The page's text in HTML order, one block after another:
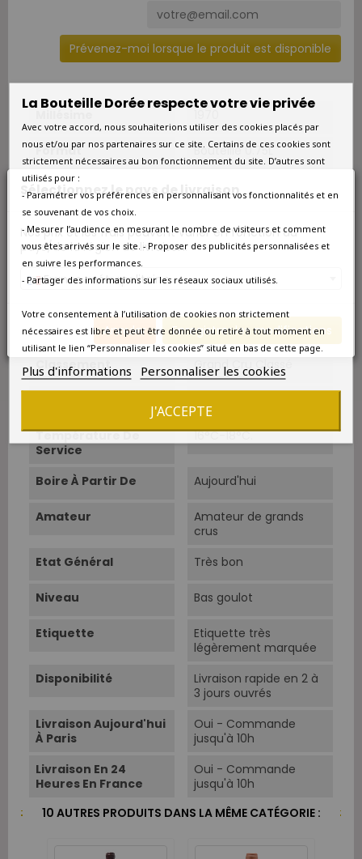
Sélectionnez le pays de livraison
Nos prix et les frais peuvent varier en fonction du
pays/de la région de livraison.
France métropolitaine
Annuler Enregistrer les modifications
Prévenez-moi lorsque le produit est disponible
Format Bouteille 0.75L
Qté/Colis
France
Appellation
Type Rouge
Classement Grand Cru Classé
Température De
Service
16°C-18°C.
Boire À Partir De Aujourd'hui
Amateur
Amateur de grands
crus
Etat Général
Très bon
Niveau Bas goulot
Etiquette
Etiquette très
légèrement marquée
Disponibilité
Livraison rapide en 2 à
3 jours ouvrés
Livraison Aujourd'hui
À Paris
Oui - Commande
jusqu'à 10h
Livraison En 24
Heures En France
Oui - Commande
jusqu'à 10h
10 AUTRES PRODUITS DANS LA MÊME CATÉGORIE :
La Bouteille Dorée respecte votre vie privée
Avec votre accord, nous souhaiterions utiliser des cookies placés par
nous et/ou par nos partenaires sur ce site. Certains de ces cookies sont
strictement nécessaires au bon fonctionnement du site. D’autres sont
utilisés pour :
- Paramétrer vos préférences en personnalisant vos fonctionnalités et en
se souvenant de vos choix.
- Mesurer l’audience en mesurant le nombre de visiteurs et comment
vous êtes arrivés sur le site. - Proposer des publicités personnalisées et
en suivre les performances.
- Partager des informations sur les réseaux sociaux utilisés.
Votre consentement à l’utilisation de cookies non strictement
nécessaires est libre et peut être donnée ou retiré à tout moment en
utilisant le lien “Personnaliser les cookies” situé en bas de cette page.
Plus d'informations Personnaliser les cookies
J'ACCEPTE